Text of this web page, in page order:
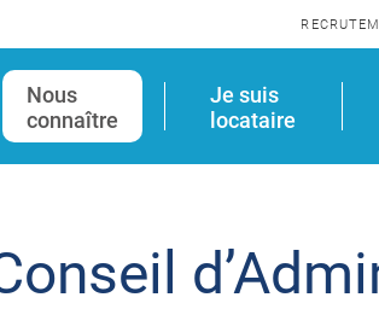
Nous
connaître
Je suis
locataire